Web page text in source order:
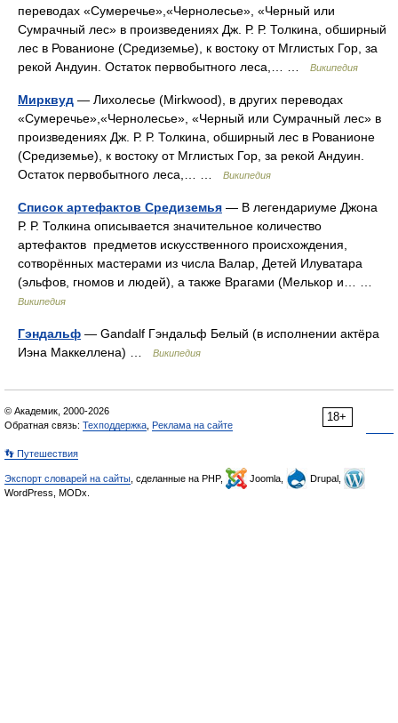
переводах «Сумеречье»,«Чернолесье», «Черный или
Сумрачный лес» в произведениях Дж. Р. Р. Толкина, обширный
лес в Рованионе (Средиземье), к востоку от Мглистых Гор, за
рекой Андуин. Остаток первобытного леса,… …
Википедия
Мирквуд — Лихолесье (Mirkwood), в других переводах
«Сумеречье»,«Чернолесье», «Черный или Сумрачный лес» в
произведениях Дж. Р. Р. Толкина, обширный лес в Рованионе
(Средиземье), к востоку от Мглистых Гор, за рекой Андуин.
Остаток первобытного леса,… …
Википедия
Список артефактов Средиземья — В легендариуме Джона
Р. Р. Толкина описывается значительное количество
артефактов предметов искусственного происхождения,
сотворённых мастерами из числа Валар, Детей Илуватара
(эльфов, гномов и людей), а также Врагами (Мелькор и… …
Википедия
Гэндальф — Gandalf Гэндальф Белый (в исполнении актёра
Иэна Маккеллена) …
Википедия
18+
© Академик, 2000-2026
Обратная связь: Техподдержка Реклама на сайте
👣 Путешествия
Экспорт словарей на сайты , сделанные на PHP, Joomla,
Drupal,
WordPress, MODx.